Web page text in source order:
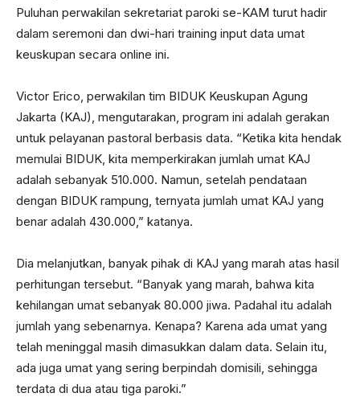
Puluhan perwakilan sekretariat paroki se-KAM turut hadir
dalam seremoni dan dwi-hari training input data umat
keuskupan secara online ini.
Victor Erico, perwakilan tim BIDUK Keuskupan Agung
Jakarta (KAJ), mengutarakan, program ini adalah gerakan
untuk pelayanan pastoral berbasis data. “Ketika kita hendak
memulai BIDUK, kita memperkirakan jumlah umat KAJ
adalah sebanyak 510.000. Namun, setelah pendataan
dengan BIDUK rampung, ternyata jumlah umat KAJ yang
benar adalah 430.000,” katanya.
Dia melanjutkan, banyak pihak di KAJ yang marah atas hasil
perhitungan tersebut. “Banyak yang marah, bahwa kita
kehilangan umat sebanyak 80.000 jiwa. Padahal itu adalah
jumlah yang sebenarnya. Kenapa? Karena ada umat yang
telah meninggal masih dimasukkan dalam data. Selain itu,
ada juga umat yang sering berpindah domisili, sehingga
terdata di dua atau tiga paroki.”